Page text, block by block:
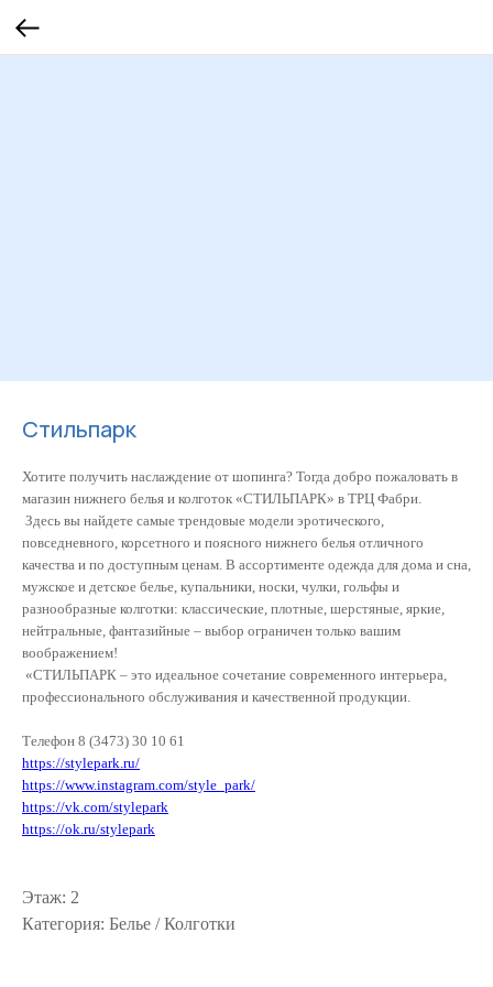
Стильпарк
Хотите получить наслаждение от шопинга? Тогда добро пожаловать в
магазин нижнего белья и колготок «СТИЛЬПАРК» в ТРЦ Фабри.
Здесь вы найдете самые трендовые модели эротического,
повседневного, корсетного и поясного нижнего белья отличного
качества и по доступным ценам. В ассортименте одежда для дома и сна,
мужское и детское белье, купальники, носки, чулки, гольфы и
разнообразные колготки: классические, плотные, шерстяные, яркие,
нейтральные, фантазийные – выбор ограничен только вашим
воображением!
«СТИЛЬПАРК – это идеальное сочетание современного интерьера,
профессионального обслуживания и качественной продукции.
Телефон 8 (3473) 30 10 61
https://stylepark.ru/
https://www.instagram.com/style_park/
https://vk.com/stylepark
https://ok.ru/stylepark
Этаж: 2
Категория: Белье / Колготки